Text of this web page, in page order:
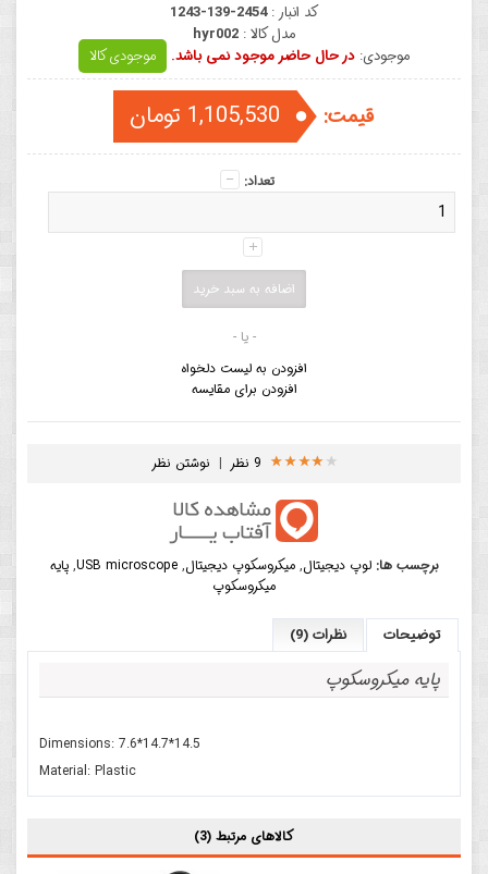
کد انبار :1243-139-2454
مدل کالا : hyr002
موجودی: در حال حاضر موجود نمی باشد. موجودی کالا
قیمت: 1,105,530 تومان
تعداد:
- یا -
افزودن به لیست دلخواه
افزودن برای مقایسه
9 نظر | نوشتن نظر
برچسب ها: لوپ دیجیتال,میکروسکوپ دیجیتال,
USB microscope
,پایه
میکروسکوپ
توضیحات نظرات (9)
پایه میکروسکوپ
Dimensions: 7.6*14.7*14.5
Material: Plastic
کالاهای مرتبط (3)